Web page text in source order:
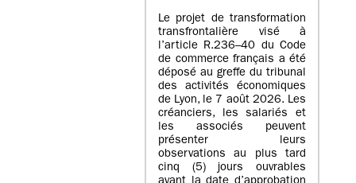
Le projet de transformation
transfrontalière visé à
l’article R.236–40 du Code
de commerce français a été
déposé au greffe du tribunal
des activités économiques
de Lyon, le 7 août 2026. Les
créanciers, les salariés et
les associés peuvent
présenter leurs
observations au plus tard
cinq (5) jours ouvrables